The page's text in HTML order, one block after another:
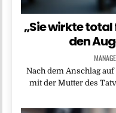
„Sie wirkte total
den
Nach dem Anschlag
mit der Mutter des